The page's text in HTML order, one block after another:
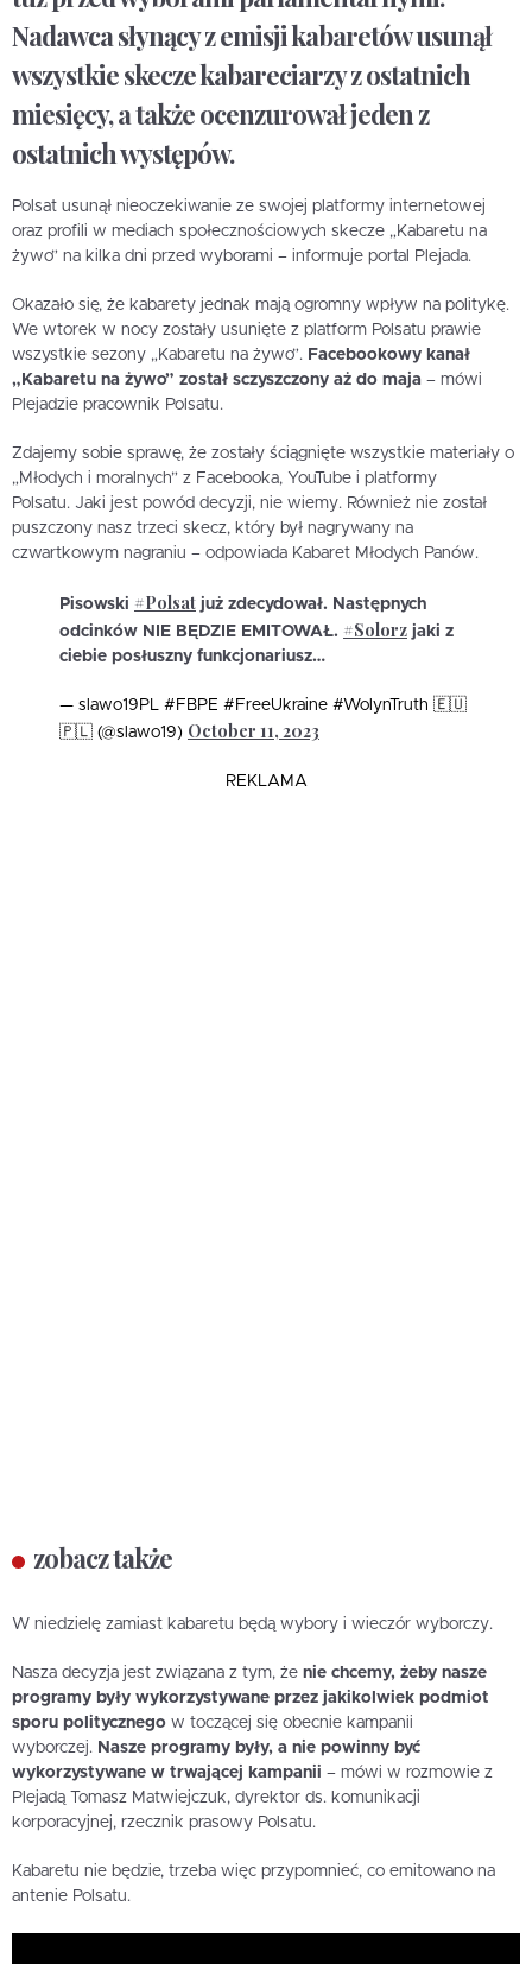
Nadawca słynący z emisji kabaretów usunął
wszystkie skecze kabareciarzy z ostatnich
miesięcy, a także ocenzurował jeden z
ostatnich występów.
Polsat usunął nieoczekiwanie ze swojej platformy internetowej
oraz profili w mediach społecznościowych skecze „Kabaretu na
żywo” na kilka dni przed wyborami – informuje portal Plejada.
Okazało się, że kabarety jednak mają ogromny wpływ na politykę.
We wtorek w nocy zostały usunięte z platform Polsatu prawie
wszystkie sezony „Kabaretu na żywo”. Facebookowy kanał
„Kabaretu na żywo” został sczyszczony aż do maja – mówi
Plejadzie pracownik Polsatu.
Zdajemy sobie sprawę, że zostały ściągnięte wszystkie materiały o
„Młodych i moralnych” z Facebooka, YouTube i platformy
Polsatu. Jaki jest powód decyzji, nie wiemy. Również nie został
puszczony nasz trzeci skecz, który był nagrywany na
czwartkowym nagraniu – odpowiada Kabaret Młodych Panów.
Pisowski #Polsat już zdecydował. Następnych
odcinków NIE BĘDZIE EMITOWAŁ. #Solorz jaki z
ciebie posłuszny funkcjonariusz…
— slawo19PL #FBPE #FreeUkraine #WolynTruth 🇪🇺
🇵🇱 (@slawo19) October 11, 2023
REKLAMA
zobacz także
W niedzielę zamiast kabaretu będą wybory i wieczór wyborczy.
Nasza decyzja jest związana z tym, że nie chcemy, żeby nasze
programy były wykorzystywane przez jakikolwiek podmiot
sporu politycznego w toczącej się obecnie kampanii
wyborczej. Nasze programy były, a nie powinny być
wykorzystywane w trwającej kampanii – mówi w rozmowie z
Plejadą Tomasz Matwiejczuk, dyrektor ds. komunikacji
korporacyjnej, rzecznik prasowy Polsatu.
Kabaretu nie będzie, trzeba więc przypomnieć, co emitowano na
antenie Polsatu.